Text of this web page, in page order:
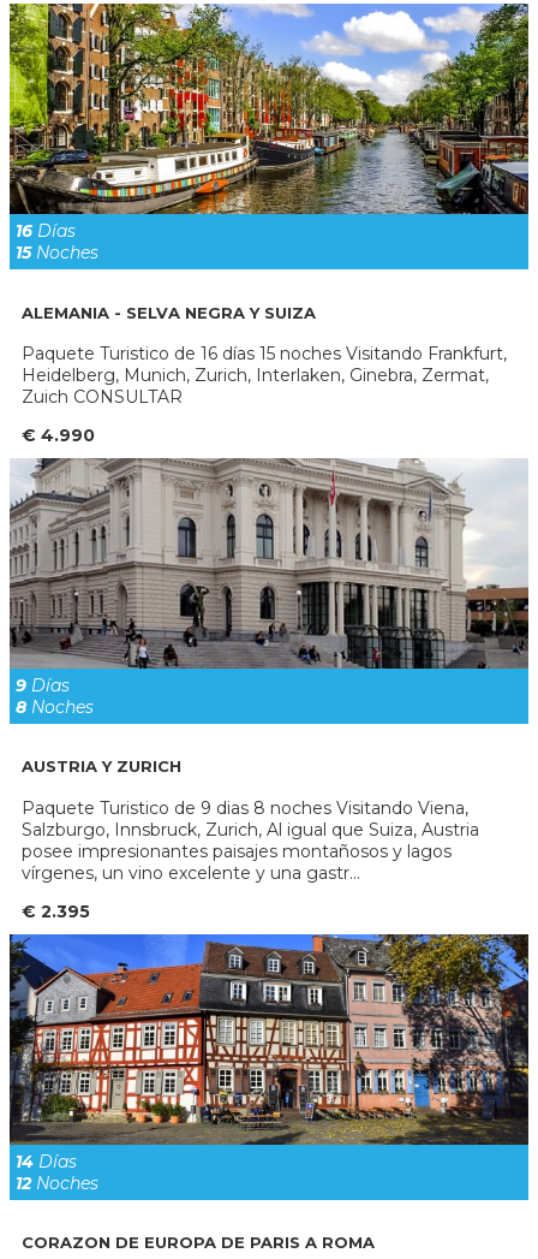
16 Días
15Noches
ALEMANIA - SELVA NEGRA Y SUIZA
Paquete Turistico de 16 días 15 noches Visitando Frankfurt,
Heidelberg, Munich, Zurich, Interlaken, Ginebra, Zermat,
Zuich CONSULTAR
€ 4.990
9 Días
8 Noches
AUSTRIA Y ZURICH
Paquete Turistico de 9 dias 8 noches Visitando Viena,
Salzburgo, Innsbruck, Zurich, Al igual que Suiza, Austria
posee impresionantes paisajes montañosos y lagos
vírgenes, un vino excelente y una gastr...
€ 2.395
14 Días
12Noches
CORAZON DE EUROPA DE PARIS A ROMA